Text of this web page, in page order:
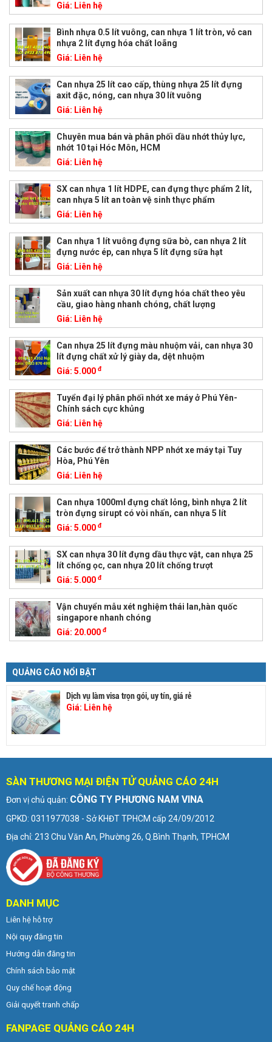
Giá: Liên hệ
Bình nhựa 0.5 lít vuông, can nhựa 1 lít tròn, vỏ can
nhựa 2 lít đựng hóa chất loãng
Giá: Liên hệ
Can nhựa 25 lít cao cấp, thùng nhựa 25 lít đựng
axit đặc, nóng, can nhựa 30 lít vuông
Giá: Liên hệ
Chuyên mua bán và phân phối dầu nhớt thủy lực,
nhớt 10 tại Hóc Môn, HCM
Giá: Liên hệ
SX can nhựa 1 lít HDPE, can đựng thực phẩm 2 lít,
can nhựa 5 lít an toàn vệ sinh thực phẩm
Giá: Liên hệ
Can nhựa 1 lít vuông đựng sữa bò, can nhựa 2 lít
đựng nước ép, can nhựa 5 lít đựng sữa hạt
Giá: Liên hệ
Sản xuất can nhựa 30 lít đựng hóa chất theo yêu
cầu, giao hàng nhanh chóng, chất lượng
Giá: Liên hệ
Can nhựa 25 lít đựng màu nhuộm vải, can nhựa 30
lít đựng chất xử lý giày da, dệt nhuộm
Giá: 5.000 đ
Tuyển đại lý phân phối nhớt xe máy ở Phú Yên-
Chính sách cực khủng
Giá: Liên hệ
Các bước để trở thành NPP nhớt xe máy tại Tuy
Hòa, Phú Yên
Giá: Liên hệ
Can nhựa 1000ml đựng chất lỏng, bình nhựa 2 lít
tròn đựng sirupt có vòi nhấn, can nhựa 5 lít
Giá: 5.000 đ
SX can nhựa 30 lít đựng dầu thực vật, can nhựa 25
lít chống ọc, can nhựa 20 lít chống trượt
Giá: 5.000 đ
Vận chuyển mẫu xét nghiệm thái lan,hàn quốc
singapore nhanh chóng
Giá: 20.000 đ
QUẢNG CÁO NỔI BẬT
Dịch vụ làm visa trọn gói, uy tín, giá rẻ
Giá: Liên hệ
SÀN THƯƠNG MẠI ĐIỆN TỬ QUẢNG CÁO 24H
Đơn vị chủ quản: CÔNG TY PHƯƠNG NAM VINA
GPKD: 0311977038 - Sở KHĐT TPHCM cấp 24/09/2012
Địa chỉ: 213 Chu Văn An, Phường 26, Q.Bình Thạnh, TPHCM
DANH MỤC
Liên hệ hỗ trợ
Nội quy đăng tin
Hướng dẫn đăng tin
Chính sách bảo mật
Quy chế hoạt động
Giải quyết tranh chấp
FANPAGE QUẢNG CÁO 24H